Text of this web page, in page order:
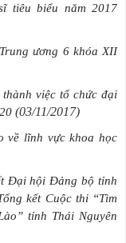
tiêu biểu năm 2017
ương 6 khóa XII
việc tổ chức đại
(03/11/2017)
về lĩnh vực khoa học
Đại hội Đảng bộ tỉnh
kết Cuộc thi “Tìm
tỉnh Thái Nguyên